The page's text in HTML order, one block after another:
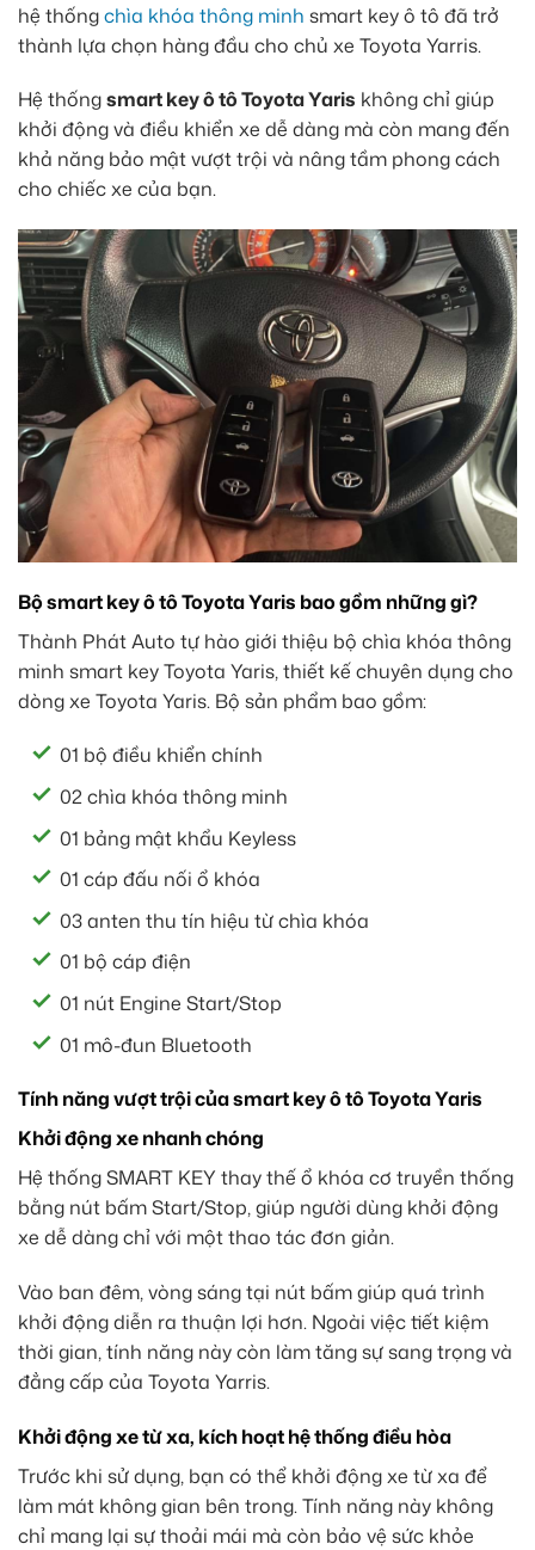
hệ thốngchìa khóa thông minh smart key ô tô đã trở
thành lựa chọn hàng đầu cho chủ xe Toyota Yarris.
Hệ thốngsmart key ô tô Toyota Yaris không chỉ giúp
khởi động và điều khiển xe dễ dàng mà còn mang đến
khả năng bảo mật vượt trội và nâng tầm phong cách
cho chiếc xe của bạn.
Bộ smart key ô tô Toyota Yaris bao gồm những gì?
Thành Phát Auto tự hào giới thiệu bộ chìa khóa thông
minh smart key Toyota Yaris, thiết kế chuyên dụng cho
dòng xe Toyota Yaris. Bộ sản phẩm bao gồm:
01 bộ điều khiển chính
02 chìa khóa thông minh
01 bảng mật khẩu Keyless
01 cáp đấu nối ổ khóa
03 anten thu tín hiệu từ chìa khóa
01 bộ cáp điện
01 nút Engine Start/Stop
01 mô-đun Bluetooth
Tính năng vượt trội của smart key ô tô Toyota Yaris
Khởi động xe nhanh chóng
Hệ thống SMART KEY thay thế ổ khóa cơ truyền thống
bằng nút bấm Start/Stop, giúp người dùng khởi động
xe dễ dàng chỉ với một thao tác đơn giản.
Vào ban đêm, vòng sáng tại nút bấm giúp quá trình
khởi động diễn ra thuận lợi hơn. Ngoài việc tiết kiệm
thời gian, tính năng này còn làm tăng sự sang trọng và
đẳng cấp của Toyota Yarris.
Khởi động xe từ xa, kích hoạt hệ thống điều hòa
Trước khi sử dụng, bạn có thể khởi động xe từ xa để
làm mát không gian bên trong. Tính năng này không
chỉ mang lại sự thoải mái mà còn bảo vệ sức khỏe